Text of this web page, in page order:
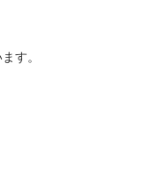
す。